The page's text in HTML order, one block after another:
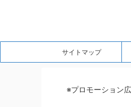
サイトマップ
※プロモーション